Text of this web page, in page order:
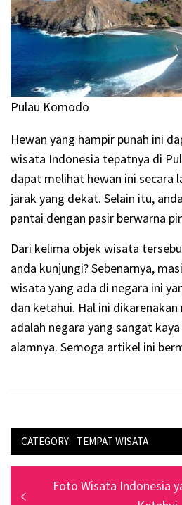
Pulau Komodo
Hewan yang hampir punah ini
wisata Indonesia tepatnya di
dapat melihat hewan ini secara
jarak yang dekat. Selain itu,
pantai dengan pasir berwarna
Dari kelima objek wisata
anda kunjungi? Sebenarnya,
wisata yang ada di negara ini
dan ketahui. Hal ini
adalah negara yang sangat
alamnya. Semoga artikel ini
CATEGORY: TEMPAT WISATA‎
Navigasi
Previous
Foto Wisata Indonesia